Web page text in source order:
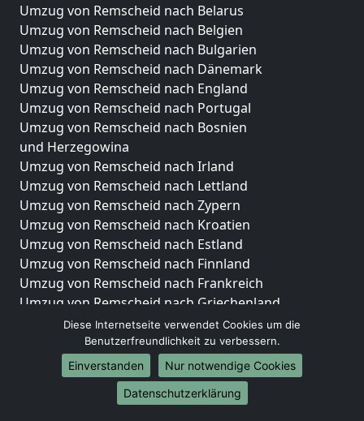
Umzug von Remscheid nach Belarus
Umzug von Remscheid nach Belgien
Umzug von Remscheid nach Bulgarien
Umzug von Remscheid nach Dänemark
Umzug von Remscheid nach England
Umzug von Remscheid nach Portugal
Umzug von Remscheid nach Bosnien
und Herzegowina
Umzug von Remscheid nach Irland
Umzug von Remscheid nach Lettland
Umzug von Remscheid nach Zypern
Umzug von Remscheid nach Kroatien
Umzug von Remscheid nach Estland
Umzug von Remscheid nach Finnland
Umzug von Remscheid nach Frankreich
Umzug von Remscheid nach Griechenland
Umzug von Remscheid nach Italien
Umzug von Remscheid nach Liechtenstein
Umzug von Remscheid nach Luxemburg
Umzug von Remscheid nach Niederlande
Umzug von Remscheid nach Norwegen
Diese Internetseite verwendet Cookies um die
Benutzerfreundlichkeit zu verbessern.
Einverstanden
Nur notwendige Cookies
Datenschutzerklärung